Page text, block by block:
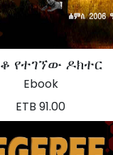
የተገኘው ዶክተር
Ebook
ETB 91.00